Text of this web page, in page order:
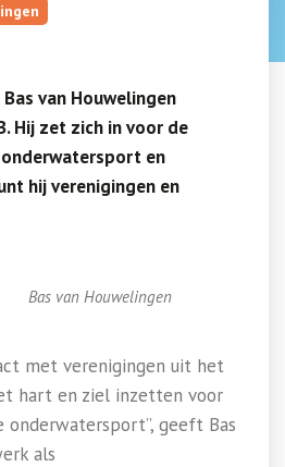
van Houwelingen
Hij zet zich in voor de
en
hij verenigingen en
Bas van Houwelingen
met verenigingen uit het
hart en ziel inzetten voor
onderwatersport”, geeft Bas
als